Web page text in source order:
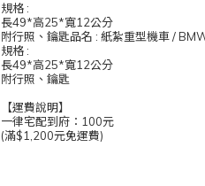
規格 :
長49*高25*寬12公分
附行照、鑰匙品名 : 紙紮重型機車 /
規格 :
長49*高25*寬12公分
附行照、鑰匙
【運費說明】
一律宅配到府：100元
(滿$1,200元免運費)